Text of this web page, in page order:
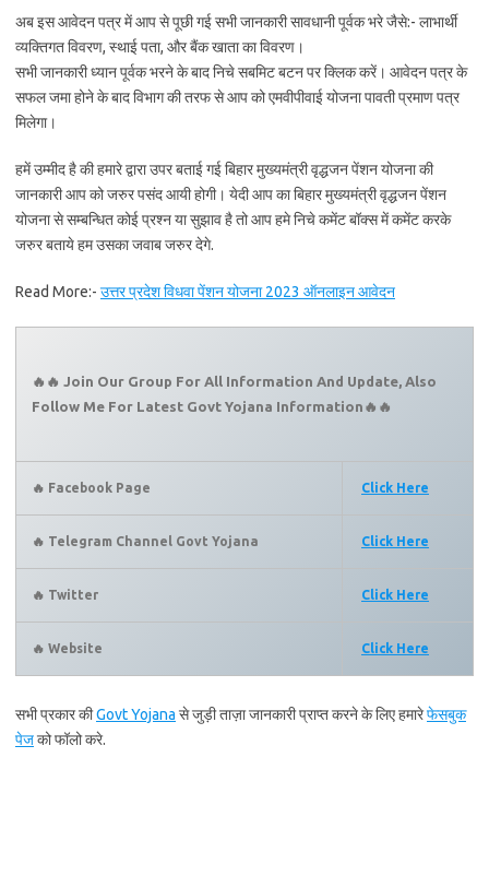
अब इस आवेदन पत्र में आप से पूछी गई सभी जानकारी सावधानी पूर्वक भरे जैसे:- लाभार्थी
व्यक्तिगत विवरण, स्थाई पता, और बैंक खाता का विवरण।
सभी जानकारी ध्यान पूर्वक भरने के बाद निचे सबमिट बटन पर क्लिक करें। आवेदन पत्र के
सफल जमा होने के बाद विभाग की तरफ से आप को एमवीपीवाई योजना पावती प्रमाण पत्र
मिलेगा।
हमें उम्मीद है की हमारे द्वारा उपर बताई गई बिहार मुख्यमंत्री वृद्धजन पेंशन योजना की
जानकारी आप को जरुर पसंद आयी होगी। येदी आप का बिहार मुख्यमंत्री वृद्धजन पेंशन
योजना से सम्बन्धित कोई प्रश्न या सुझाव है तो आप हमे निचे कमेंट बॉक्स में कमेंट करके
जरुर बताये हम उसका जवाब जरुर देगे.
Read More:- उत्तर प्रदेश विधवा पेंशन योजना 2023 ऑनलाइन आवेदन
🔥🔥 Join Our Group For All Information And Update, Also
Follow Me For Latest Govt Yojana Information🔥🔥
🔥 Facebook Page Click Here
🔥 Telegram Channel Govt Yojana Click Here
🔥 Twitter Click Here
🔥 Website Click Here
सभी प्रकार कीGovt Yojana से जुड़ी ताज़ा जानकारी प्राप्त करने के लिए हमारेफेसबुक
पेजको फॉलो करे.